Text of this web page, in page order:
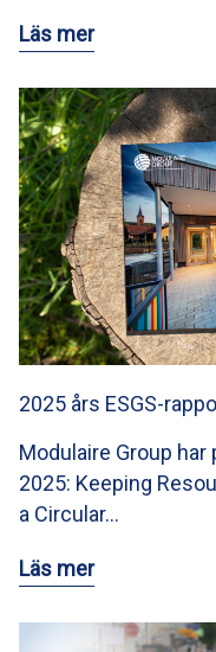
Läs mer
2025 års ESGS-
Modulaire Group
2025: Keeping
a Circular…
Läs mer